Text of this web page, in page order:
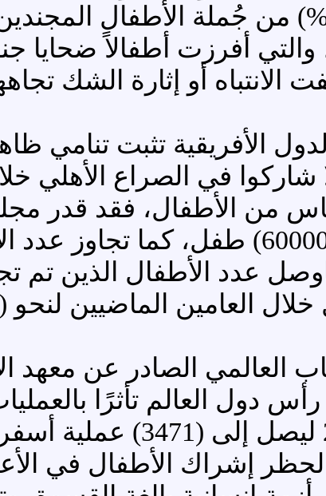
الانتباه أو إثارة الشك
الأفريقية تثبت تنامي
شاركوا في الصراع الأهلي
من الأطفال، فقد قدر
كما
وصل عدد الأطفال الذين تم
دول العالم تأثرًا
لحظر إشراك الأطفال في